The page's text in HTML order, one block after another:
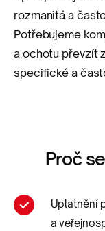
rozmanitá a
Potřebujeme
a ochotu převzít
specifické a
Proč
Uplatnění
a